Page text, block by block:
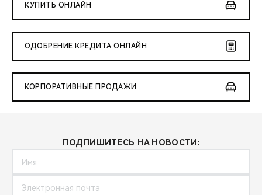
КУПИТЬ ОНЛАЙН
ОДОБРЕНИЕ КРЕДИТА ОНЛАЙН
КОРПОРАТИВНЫЕ ПРОДАЖИ
ПОДПИШИТЕСЬ НА НОВОСТИ: